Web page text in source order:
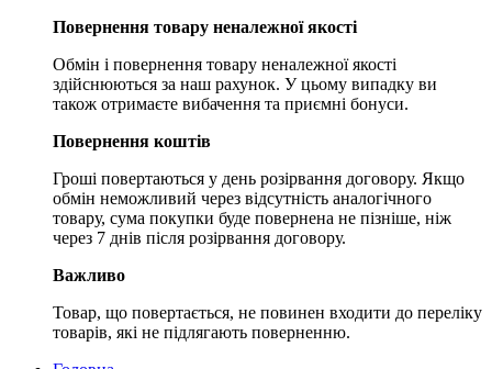
Повернення товару неналежної якості
Обмін і повернення товару неналежної якості
здійснюються за наш рахунок. У цьому випадку ви
також отримаєте вибачення та приємні бонуси.
Повернення коштів
Гроші повертаються у день розірвання договору. Якщо
обмін неможливий через відсутність аналогічного
товару, сума покупки буде повернена не пізніше, ніж
через 7 днів після розірвання договору.
Важливо
Товар, що повертається, не повинен входити до переліку
товарів, які не підлягають поверненню.